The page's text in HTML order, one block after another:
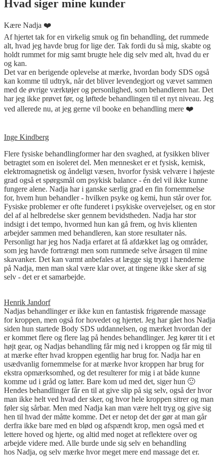
Hvad siger mine kunder
Kære Nadja ❤️
Af hjertet tak for en virkelig smuk og fin behandling, det rummede
alt, hvad jeg havde brug for lige der. Tak fordi du så mig, skabte og
holdt rummet for mig samt brugte hele dig selv med alt, hvad du er
og kan.
Det var en berigende oplevelse at mærke, hvordan body SDS også
kan komme til udtryk, når det bliver levendegjort og vævet sammen
med de øvrige værktøjer og personlighed, som behandleren har. Det
har jeg ikke prøvet før, og løftede behandlingen til et nyt niveau. Jeg
ved allerede nu, at jeg gerne vil booke en behandling mere ❤️
Inge Kindberg
Flere fysiske behandlingformer har den svaghed, at fysikken bliver
betragtet som en isoleret del. Men mennesket er et fysisk, kemisk,
elektromagnetisk og åndeligt væsen, hvorfor fysisk velvære i højeste
grad også et spørgsmål om psykisk balance - én del vil ikke kunne
fungere alene. Nadja har i ganske særlig grad en fin fornemmelse
for, hvem hun behandler - hvilken psyke og kemi, hun står over for.
Fysiske problemer er ofte funderet i psykiske overvejelser, og en stor
del af al helbredelse sker gennem bevidstheden. Nadja har stor
indsigt i det tempo, hvormed hun kan gå frem, og hvis klienten
arbejder sammen med behandleren, kan store resultater nås.
Personligt har jeg hos Nadja erfaret at få afdækket lag og områder,
som jeg havde fortrængt men som rummede selve årsagen til mine
skavanker. Det kan varmt anbefales at lægge sig trygt i hænderne
på Nadja, men man skal være klar over, at tingene ikke sker af sig
selv - det er et samarbejde.
Henrik Jandorf
Nadjas behandlinger er ikke kun en fantastisk frigørende massage
for kroppen, men også for hovedet og hjertet. Jeg har gået hos Nadja
siden hun startede Body SDS uddannelsen, og mærket hvordan der
er kommet flere og flere lag på hendes behandlinger. Jeg kører tit i et
højt gear, og Nadjas behandling får mig ned i kroppen og får mig til
at mærke efter hvad kroppen egentlig har brug for. Nadja har en
usædvanlig fornemmelse for at mærke hvor kroppen har brug for
ekstra opmærksomhed, og det resulterer for mig i at både kunne
komme ud i gråd og latter. Bare kom ud med det, siger hun 🙂
Hendes behandlinger får en til at give slip på sig selv, også der hvor
man ikke helt ved hvad der sker, og hvor hele kroppen sitrer og man
føler sig sårbar. Men med Nadja kan man være helt tryg og give sig
hen til hvad der måtte komme. Det er netop det der gør at man går
derfra ikke bare med en blød og afspændt krop, men også med et
lettere hoved og hjerte, og altid med noget at reflektere over og
arbejde videre med. Alle burde unde sig selv en behandling
hos Nadja, og selv mærke hvor meget mere end massage det er.